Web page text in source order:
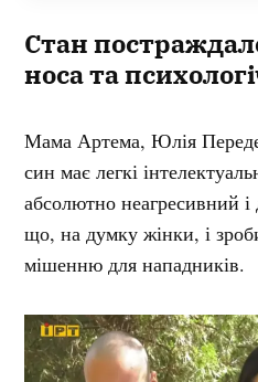
Стан
носа та
Мама Артема, Юлія
син має легкі
абсолютно неагресивний і
що, на думку жінки, і
мішенню для нападників.